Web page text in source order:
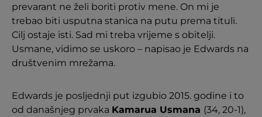
prevarant ne želi boriti protiv mene. On mi je
trebao biti usputna stanica na putu prema tituli.
Cilj ostaje isti. Sad mi treba vrijeme s obitelji.
Usmane, vidimo se uskoro – napisao je Edwards na
društvenim mrežama.
Edwards je posljednji put izgubio 2015. godine i to
od današnjeg prvaka Kamarua Usmana (34, 20-1),